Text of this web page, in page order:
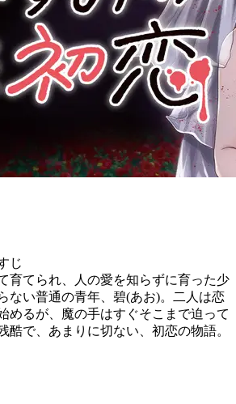
じ
育てられ、人の愛を知らずに育った少
ない普通の青年、碧(あお)。二人は恋
めるが、魔の手はすぐそこまで迫って
で、あまりに切ない、初恋の物語。